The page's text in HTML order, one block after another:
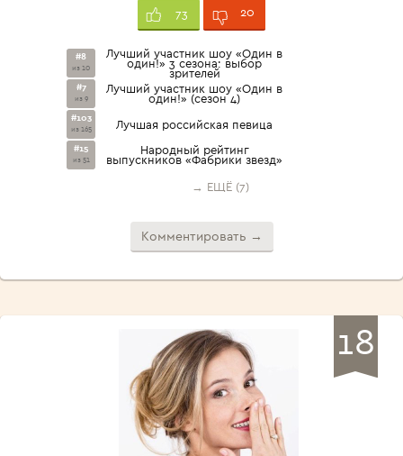
73 20
#8
из 10
Лучший участник шоу «Один в
один!» 3 сезона: выбор
зрителей
#7
из 9
Лучший участник шоу «Один в
один!» (сезон 4)
#103
из 165 Лучшая российская певица
#15
из 51
Народный рейтинг
выпускников «Фабрики звезд»
→ ЕЩЁ (7)
Комментировать →
18